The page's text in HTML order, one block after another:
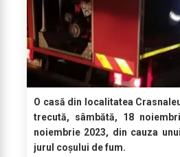
O casă din localitatea
trecută, sâmbătă, 18
noiembrie 2023, din cauza
jurul coșului de fum.